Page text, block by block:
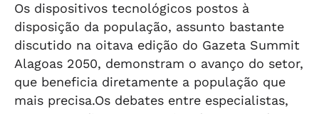
Os dispositivos tecnológicos postos à
disposição da população, assunto bastante
discutido na oitava edição do Gazeta Summit
Alagoas 2050, demonstram o avanço do setor,
que beneficia diretamente a população que
mais precisa.Os debates entre especialistas,